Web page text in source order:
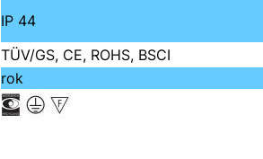
IP 44
TÜV/GS, CE, ROHS, BSCI
rok